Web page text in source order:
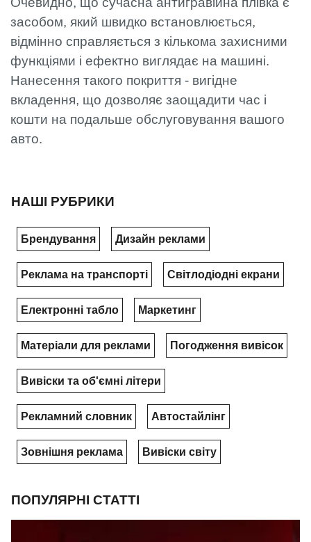
засобом, який швидко встановлюється,
відмінно справляється з кількома захисними
функціями і ефектно виглядає на машині.
Нанесення такого покриття - вигідне
вкладення, що дозволяє заощадити час і
кошти на подальше обслуговування вашого
авто.
НАШІ РУБРИКИ
Брендування Дизайн реклами
Реклама на транспорті Світлодіодні екрани
Електронні табло Маркетинг
Матеріали для реклами Погодження вивісок
Вивіски та об'ємні літери
Рекламний словник Автостайлінг
Зовнішня реклама Вивіски світу
ПОПУЛЯРНІ СТАТТІ